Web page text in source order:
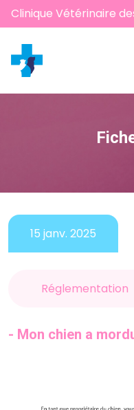
Clinique Vétérinaire
15 janv. 2025
Réglementation
- Mon chien a